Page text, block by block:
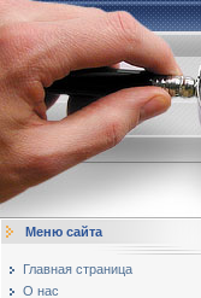
Меню сайта
Главная страница
О нас